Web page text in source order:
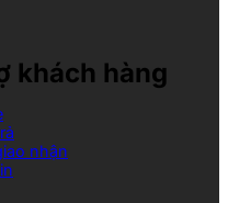
khách hàng
nhận